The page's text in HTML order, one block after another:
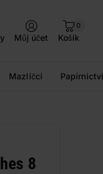
Můj účet
0
Košík
Mazlíčci
8